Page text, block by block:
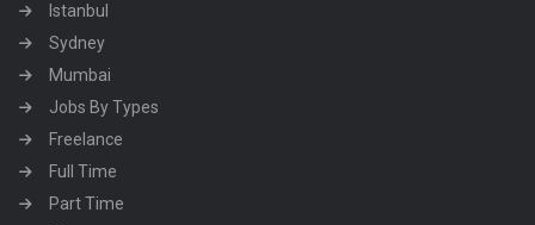
Istanbul
Sydney
Mumbai
Jobs By Types
Freelance
Full Time
Part Time